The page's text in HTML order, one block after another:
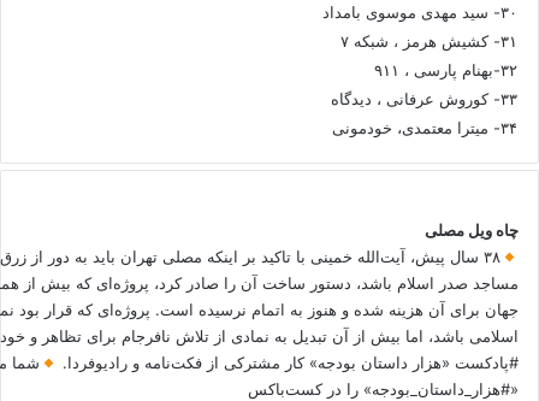
۳۰- سید مهدی موسوی بامداد
۳۱- کشیش هرمز ، شبکه ۷
۳۲-بهنام پارسی ، ۹۱۱
۳۳- کوروش عرفانی ، دیدگاه
۳۴- میترا معتمدی، خودمونی
چاه ویل مصلی
۳۸ سال پیش، آیت‌الله خمینی با تاکید بر اینکه مصلی تهران باید به دور از
مساجد صدر اسلام باشد، دستور ساخت آن را صادر کرد، پروژه‌ای که بیش از
جهان برای آن هزینه شده و هنوز به اتمام نرسیده است. پروژه‌ای که قرار بود
اسلامی باشد، اما بیش از آن تبدیل به نمادی از تلاش نافرجام برای تظاهر و
#پادکست «هزار داستان بودجه» کار مشترکی از فکت‌نامه و رادیوفردا.
شما
«#هزار_داستان_بودجه» را در کست‌باکس